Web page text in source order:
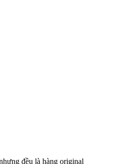
đều là hàng original